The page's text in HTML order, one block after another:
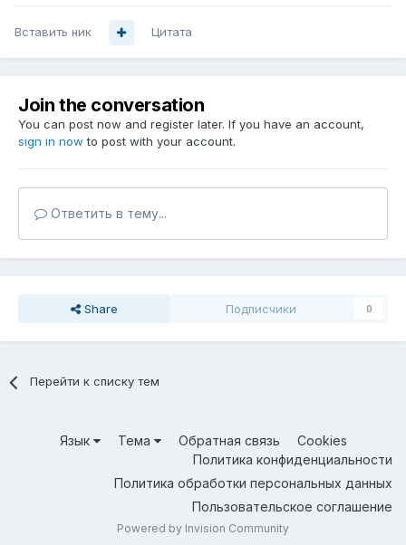
Вставить ник Цитата
Join the conversation
You can post now and register later. If you have an account,
sign in now to post with your account.
Ответить в тему...
Share Подписчики 0
Перейти к списку тем
Язык Тема Обратная связь
Cookies
Политика конфиденциальности
Политика обработки персональных данных
Пользовательское соглашение
Powered by Invision Community